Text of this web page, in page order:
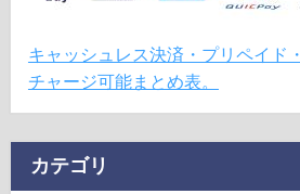
キャッシュレス決済・プリペイド
チャージ可能まとめ表。
カテゴリ